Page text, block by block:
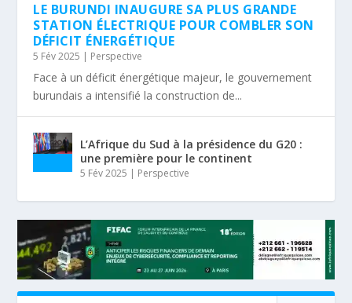
LE BURUNDI INAUGURE SA PLUS GRANDE
STATION ÉLECTRIQUE POUR COMBLER SON
DÉFICIT ÉNERGÉTIQUE
5 Fév 2025 | Perspective
Face à un déficit énergétique majeur, le gouvernement
burundais a intensifié la construction de...
L’Afrique du Sud à la présidence du G20 :
une première pour le continent
5 Fév 2025 | Perspective